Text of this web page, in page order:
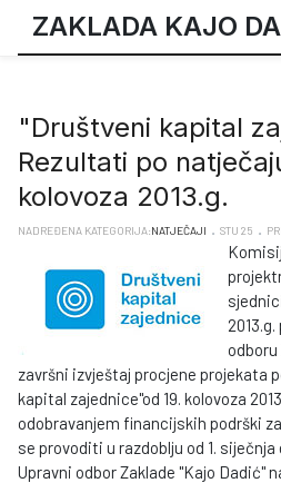
ZAKLADA KAJO
"Društveni kapital
Rezultati po
kolovoza 2013.g.
NADREĐENA KATEGORIJA:NATJEČAJI STU 25
završni izvještaj procjene projekata
kapital zajednice"od 19. kolovoza
odobravanjem financijskih podrški
se provoditi u razdoblju od 1. siječnja
Upravni odbor Zaklade "Kajo Dadić"